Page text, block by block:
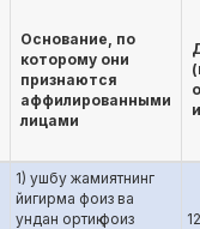
Основание, по
которому они
признаются
аффилированными
лицами
1) ушбу жамиятнинг
йигирма фоиз ва
ундан ортиқ фоиз